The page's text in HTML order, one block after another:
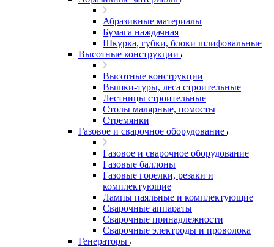
Абразивные материалы
Бумага наждачная
Шкурка, губки, блоки шлифовальные
Высотные конструкции
Высотные конструкции
Вышки-туры, леса строительные
Лестницы строительные
Столы малярные, помосты
Стремянки
Газовое и сварочное оборудование
Газовое и сварочное оборудование
Газовые баллоны
Газовые горелки, резаки и
комплектующие
Лампы паяльные и комплектующие
Сварочные аппараты
Сварочные принадлежности
Сварочные электроды и проволока
Генераторы